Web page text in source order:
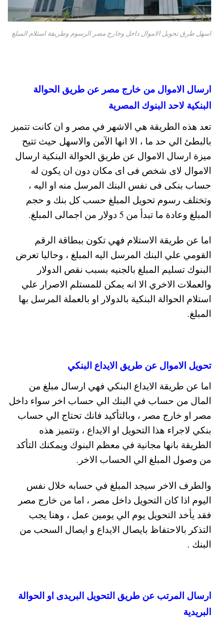
اسهل طرق تحويل الاموال داخل وخارج مصر الرسوم وطريقة استلام المبلغ
ارسال الاموال من خارج مصر عن طريق الحوالة
البنكية لاحد البنوك المصرية
تعد هذه الطريقة هي الاشهر في مصر و ان كانت تتميز
بالبطئ الي حد ما ، الا انها الآمن والاسهل حيث تتيح
ميزة ارسال الاموال عن طريق الحوالة البنكية ارسال
الاموال لاى شخص فى اى مكان دون ان يكون له
حساب بنكى فى نفس البنك المرسل منه او اليه ،
وتختلف رسوم تحويل المبلغ حسب كل بنك و حجم
المبلغ وعادة ما تبدأ من 5 دولار من اجمالى المبلغ.
اما عن طريقة الاستلام فهي تكون ببطاقة الرقم
القومي علي البنك المرسل اليه المبلغ ، وحاليا تعرض
البنوك تسليم المبلغ بالجنيه بسبب نقص الدولار
والعملات الاخري الا انه يمكن للمستلم الاصرار علي
استلام الحوالة البنكية بالدولار او بالعملة المرسل بها
المبلغ.
تحويل الاموال عن طريق الايداع البنكي
اما عن طريقة الايداع البنكي فهي ارسال مبلغ من
المال من حساب في البنك الي حساب اخر سواء داخل
مصر او خارج مصر ، وبالتأكيد فانك تحتاج الي حساب
بنكي لاجراء هذا التحويل او الايداع ، وتتميز هذه
الطريقة بانها مجانية في معظم البنوك ويمكنك التأكد
من وصول المبلغ الي الحساب الاخر.
والطرف الاخر سيجد المبلغ في حسابه خلال نفس
اليوم اذا كان التحويل داخل مصر ، اما من خارج مصر
فقد يأخد التحويل يوم الي يومين عمل ، وهنا يجب
التذكر بالاحتفاظ بايصال الايداع و ايصال السحب من
البنك .
ارسال المرتب عن طريق التحويل البريدى او الحوالة
البريدية